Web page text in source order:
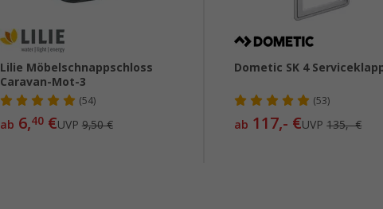
Lilie Möbelschnappschloss
Caravan-Mot-3
(54)
ab 6,40€UVP 9,50 €
Dometic SK 4
(53)
ab 117,- €UVP135,- €